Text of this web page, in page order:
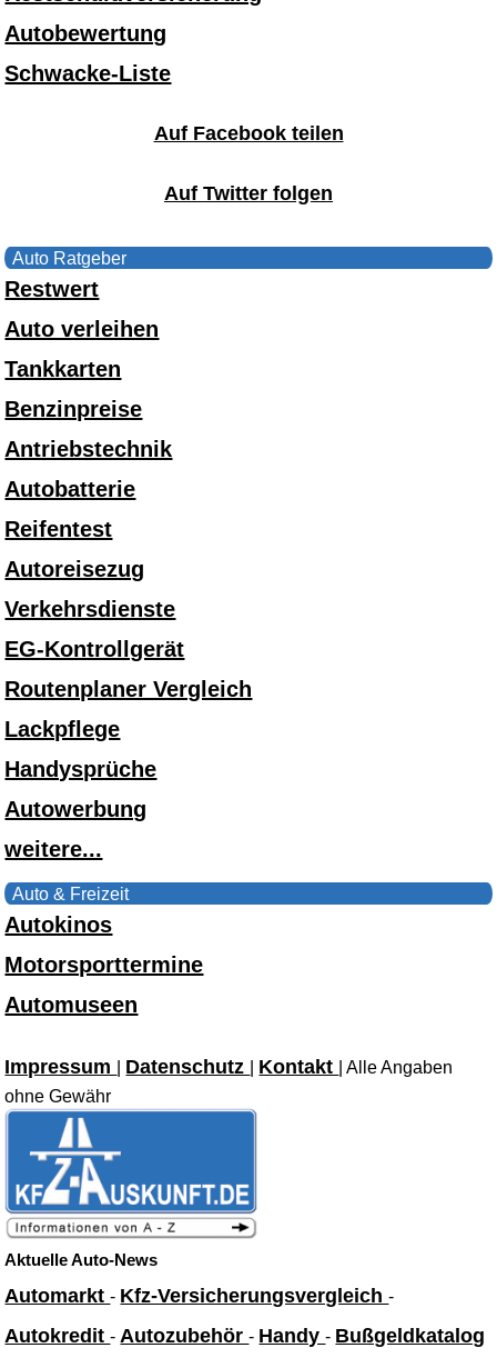
Autobewertung
Schwacke-Liste
Auf Facebook teilen
Auf Twitter folgen
Auto Ratgeber
Restwert
Auto verleihen
Tankkarten
Benzinpreise
Antriebstechnik
Autobatterie
Reifentest
Autoreisezug
Verkehrsdienste
EG-Kontrollgerät
Routenplaner Vergleich
Lackpflege
Handysprüche
Autowerbung
weitere...
Auto & Freizeit
Autokinos
Motorsporttermine
Automuseen
Impressum Datenschutz Kontakt
| Alle Angaben
ohne Gewähr
Aktuelle Auto-News
Automarkt- Kfz-Versicherungsvergleich-
Autokredit- Autozubehör- Handy- Bußgeldkatalog